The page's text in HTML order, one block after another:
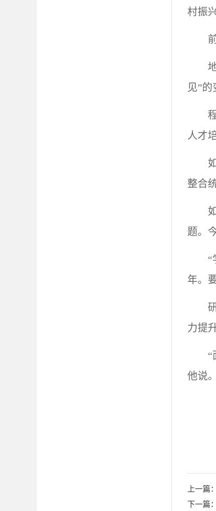
村振兴
见”
人才
整合
题。
“
年。
力提
“
他说
上一篇：
下一篇：